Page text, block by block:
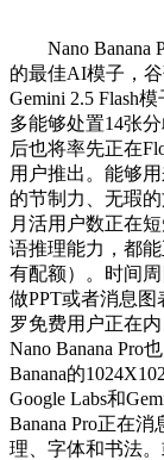
Nano Banana
的最佳AI模子，
Gemini 2.5 Flash
多能够处置14张
后也将率先正在
用户推出。能够
的节制力、无瑕
月活用户数正在
语推理能力，都
有配额）。时间周
做PPT或者消息
罗免费用户正在
Nano Banana Pro
Banana的
Google Labs和
Banana Pro正在
理、字体和书法